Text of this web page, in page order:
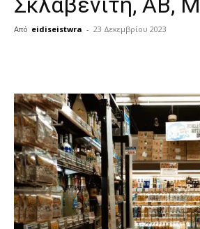
Από eidiseistwra - 23 Δεκεμβρίου 2023